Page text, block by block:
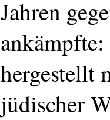
Jahren
hergestellt
jüdischer